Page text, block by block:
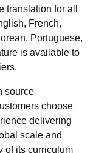
translation for all
French,
Portuguese,
is available to
source
choose
delivering
scale and
of its curriculum